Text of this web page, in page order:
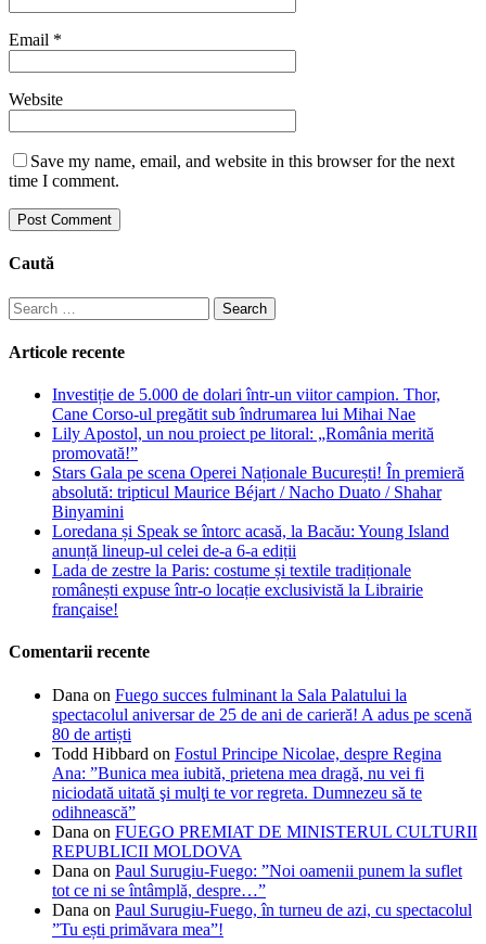
Email *
Website
Save my name, email, and website in this browser for the next
time I comment.
Caută
Search
for:
Articole recente
Investiție de 5.000 de dolari într-un viitor campion. Thor,
Cane Corso-ul pregătit sub îndrumarea lui Mihai Nae
Lily Apostol, un nou proiect pe litoral: „România merită
promovată!”
Stars Gala pe scena Operei Naționale București! În premieră
absolută: tripticul Maurice Béjart / Nacho Duato / Shahar
Binyamini
Loredana și Speak se întorc acasă, la Bacău: Young Island
anunță lineup-ul celei de-a 6-a ediții
Lada de zestre la Paris: costume și textile tradiționale
românești expuse într-o locație exclusivistă la Librairie
française!
Comentarii recente
Dana on Fuego succes fulminant la Sala Palatului la
spectacolul aniversar de 25 de ani de carieră! A adus pe scenă
80 de artiști
Todd Hibbard on Fostul Principe Nicolae, despre Regina
Ana: ”Bunica mea iubită, prietena mea dragă, nu vei fi
niciodată uitată şi mulţi te vor regreta. Dumnezeu să te
odihnească”
Dana on FUEGO PREMIAT DE MINISTERUL CULTURII
REPUBLICII MOLDOVA
Dana on Paul Surugiu-Fuego: ”Noi oamenii punem la suflet
tot ce ni se întâmplă, despre…”
Dana on Paul Surugiu-Fuego, în turneu de azi, cu spectacolul
”Tu ești primăvara mea”!